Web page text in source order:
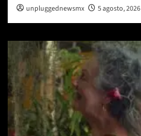
unpluggednewsmx 5 agosto, 2026